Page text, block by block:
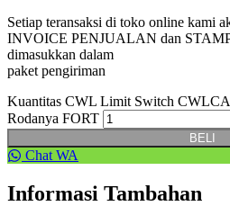
Setiap teransaksi di toko online kami
INVOICE PENJUALAN dan
dimasukkan dalam
paket pengiriman
Kuantitas CWL Limit Switch
Rodanya FORT
BELI
Chat WA
Informasi Tambahan